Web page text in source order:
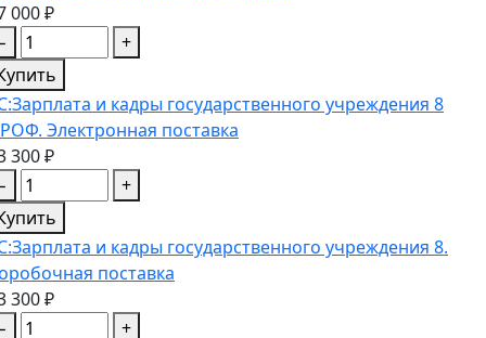
000 ₽
+
и кадры государственного учреждения 8
Электронная поставка
300 ₽
+
и кадры государственного учреждения 8.
поставка
300 ₽
+